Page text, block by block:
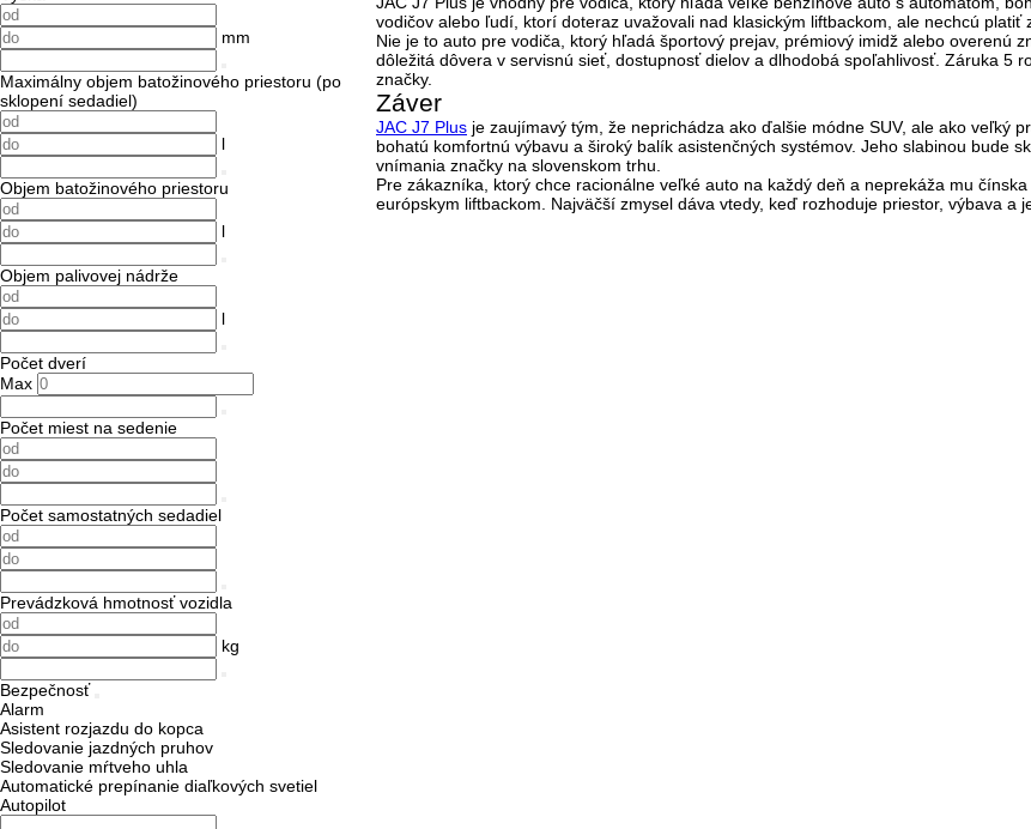
mm
Maximálny objem batožinového priestoru (po
sklopení sedadiel)
l
Objem batožinového priestoru
l
Objem palivovej nádrže
l
Počet dverí
Max
Počet miest na sedenie
Počet samostatných sedadiel
Prevádzková hmotnosť vozidla
kg
Bezpečnosť
Alarm
Asistent rozjazdu do kopca
Sledovanie jazdných pruhov
Sledovanie mŕtveho uhla
Automatické prepínanie diaľkových svetiel
Autopilot
vodičov alebo ľudí, ktorí doteraz uvažovali nad klasickým liftbackom, ale nechcú platiť
Nie je to auto pre vodiča, ktorý hľadá športový prejav, prémiový imidž alebo overenú
dôležitá dôvera v servisnú sieť, dostupnosť dielov a dlhodobá spoľahlivosť. Záruka 5
značky.
Záver
JAC J7 Plus je zaujímavý tým, že neprichádza ako ďalšie módne SUV, ale ako veľký
bohatú komfortnú výbavu a široký balík asistenčných systémov. Jeho slabinou bude
vnímania značky na slovenskom trhu.
Pre zákazníka, ktorý chce racionálne veľké auto na každý deň a neprekáža mu
európskym liftbackom. Najväčší zmysel dáva vtedy, keď rozhoduje priestor, výbava a